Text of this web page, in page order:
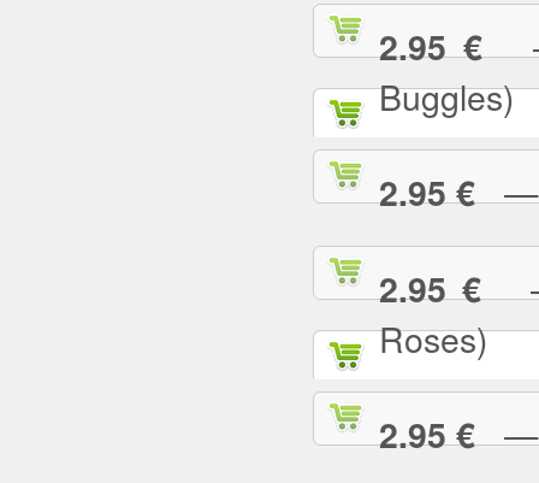
2.95 €—
Buggles)
2.95 €—
2.95 €—
Roses)
2.95 €—